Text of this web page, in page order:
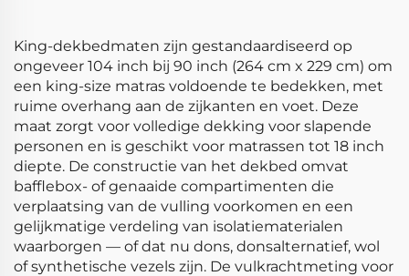
King-dekbedmaten zijn gestandaardiseerd op
ongeveer 104 inch bij 90 inch (264 cm x 229 cm) om
een king-size matras voldoende te bedekken, met
ruime overhang aan de zijkanten en voet. Deze
maat zorgt voor volledige dekking voor slapende
personen en is geschikt voor matrassen tot 18 inch
diepte. De constructie van het dekbed omvat
bafflebox- of genaaide compartimenten die
verplaatsing van de vulling voorkomen en een
gelijkmatige verdeling van isolatiematerialen
waarborgen — of dat nu dons, donsalternatief, wol
of synthetische vezels zijn. De vulkrachtmeting voor